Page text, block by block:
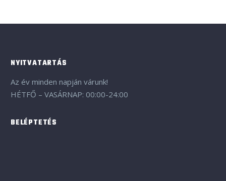
NYITVATARTÁS
Az év minden napján várunk!
HÉTFŐ – VASÁRNAP: 00:00-24:00
BELÉPTETÉS